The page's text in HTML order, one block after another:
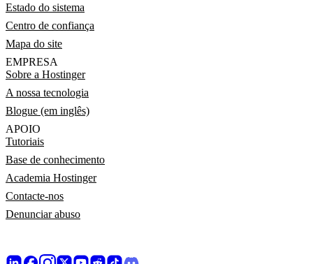
Estado do sistema
Centro de confiança
Mapa do site
EMPRESA
Sobre a Hostinger
A nossa tecnologia
Blogue (em inglês)
APOIO
Tutoriais
Base de conhecimento
Academia Hostinger
Contacte-nos
Denunciar abuso